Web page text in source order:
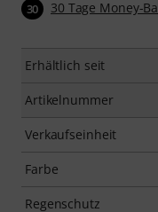
30 30 Tage Money-
Erhältlich seit
Artikelnummer
Verkaufseinheit
Farbe
Regenschutz